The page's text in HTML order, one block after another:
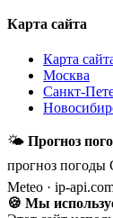
Карта сайта
Карта
Москва
Санкт-
🌤 Прогноз
прогноз погоды
Meteo · ip-
🍪 Мы